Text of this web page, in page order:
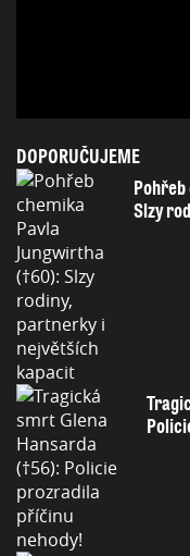
DOPORUČUJEME
Slzy